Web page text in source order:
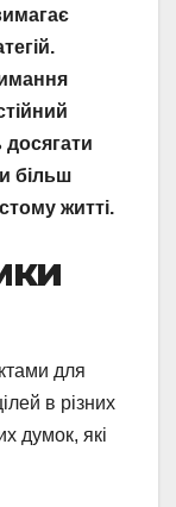
більш
житті.
для
в різних
думок, які